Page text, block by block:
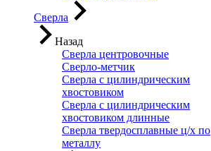
Сверла
Назад
Сверла центровочные
Сверло-метчик
Сверла с цилиндрическим
хвостовиком
Сверла с цилиндрическим
хвостовиком длинные
Сверла твердосплавные ц/х по
металлу